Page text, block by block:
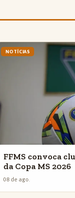
NOTÍCIAS
FFMS convoca
da Copa MS 2026
08 de ago.